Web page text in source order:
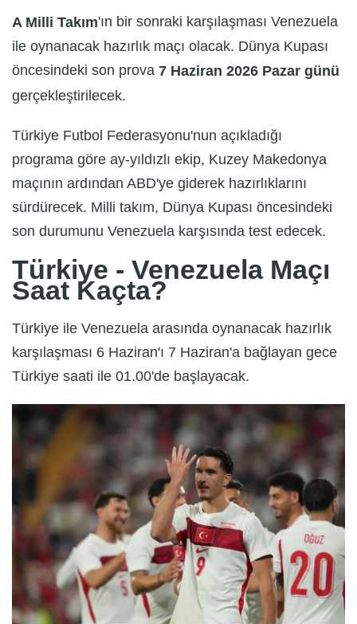
A Milli Takım'ın bir sonraki karşılaşması Venezuela
ile oynanacak hazırlık maçı olacak. Dünya Kupası
öncesindeki son prova 7 Haziran 2026 Pazar günü
gerçekleştirilecek.
Türkiye Futbol Federasyonu'nun açıkladığı
programa göre ay-yıldızlı ekip, Kuzey Makedonya
maçının ardından ABD'ye giderek hazırlıklarını
sürdürecek. Milli takım, Dünya Kupası öncesindeki
son durumunu Venezuela karşısında test edecek.
Türkiye - Venezuela Maçı
Saat Kaçta?
Türkiye ile Venezuela arasında oynanacak hazırlık
karşılaşması 6 Haziran'ı 7 Haziran'a bağlayan gece
Türkiye saati ile 01.00'de başlayacak.